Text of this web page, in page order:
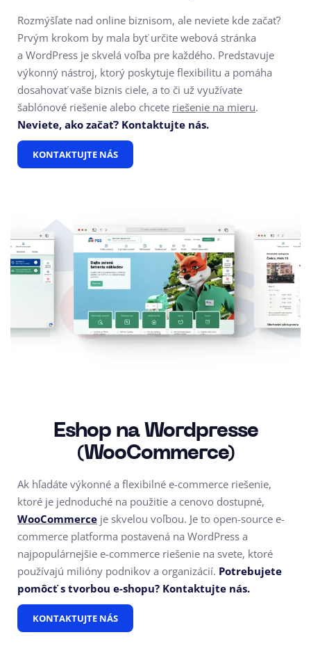
Rozmýšľate nad online biznisom, ale neviete kde začať?
Prvým krokom by mala byť určite webová stránka
a WordPress je skvelá voľba pre každého. Predstavuje
výkonný nástroj, ktorý poskytuje flexibilitu a pomáha
dosahovať vaše biznis ciele, a to či už využívate
šablónové riešenie alebo chcete riešenie na mieru.
Neviete, ako začať? Kontaktujte nás.
KONTAKTUJTE NÁS
Eshop na Wordpresse
(WooCommerce)
Ak hľadáte výkonné a flexibilné e-commerce riešenie,
ktoré je jednoduché na použitie a cenovo dostupné,
WooCommerce je skvelou voľbou. Je to open-source e-
commerce platforma postavená na WordPress a
najpopulárnejšie e-commerce riešenie na svete, ktoré
používajú milióny podnikov a organizácií. Potrebujete
pomôcť s tvorbou e-shopu? Kontaktujte nás.
KONTAKTUJTE NÁS